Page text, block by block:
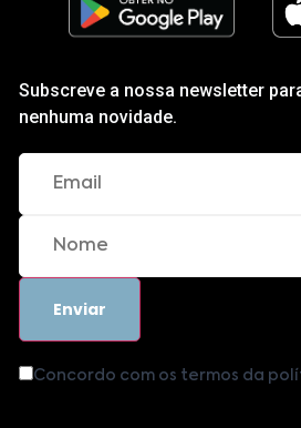
Subscreve a nossa newsletter
nenhuma novidade.
Concordo com os termos da